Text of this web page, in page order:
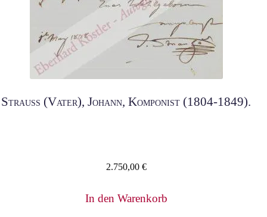
Strauß (Vater), Johann, Komponist (1804-1849).
2.750,00 €
In den Warenkorb